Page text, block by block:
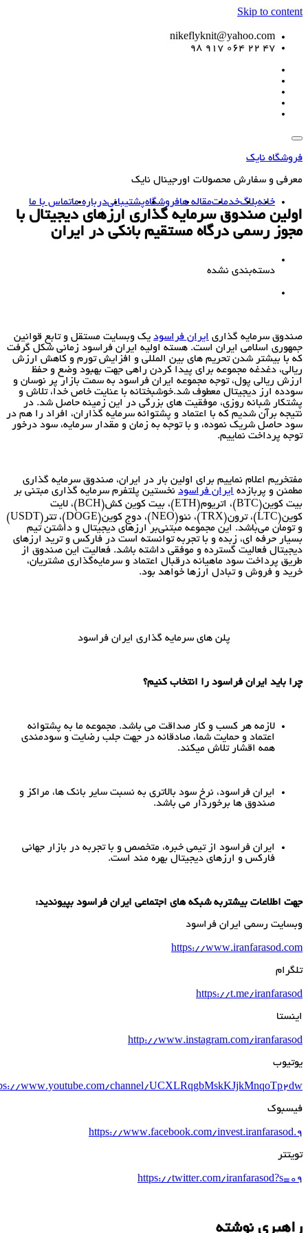
Skip to
nikeflyknit@yahoo.com
47 22 064 917 98
نایک
و سفارش محصولات اورجینال نایک
خانهبلاگخدماتمقاله هافروشگاهپشتیبانیدرباره ماتماس با ما
صندوق سرمایه گذاری ارزهای دیجیتال با
رسمی درگاه مستقیم بانکی در ایران
دسته‌بندی نشده
سرمایه گذاریایران فراسودیک وبسایت مستقل و تابع قوانین
اسلامی ایران است. هسته اولیه ایران فراسود زمانی شکل گرفت
با بیشتر شدن تحریم های بین المللی و افزایش تورم و کاهش ارزش
دغدغه مجموعه برای پیدا کردن راهی جهت بهبود وضع و حفظ
ریالی پول، توجه مجموعه ایران فراسود به سمت بازار پر نوسان و
ارز دیجیتال معطوف شد.خوشبختانه با عنایت خاص خدا، تلاش و
شبانه روزی، موفقیت های بزرگی در این زمینه حاصل شد. در
برآن شدیم که با اعتماد و پشتوانه سرمایه گذاران، افراد را هم در
حاصل شریک نموده، و با توجه به زمان و مقدار سرمایه، سود درخور
پرداخت نماییم.
اعلام نماییم برای اولین بار در ایران، صندوق سرمایه گذاری
و پربازده ایران فراسودنخستین پلتفرم سرمایه گذاری مبتنی بر
بیت کوین(BTC)، اتریوم(ETH)، بیت کوین کش(BCH)، لایت
کوین(LTC)، ترون(TRX)، نئو(NEO)، دوج کوین(DOGE)، تتر(USDT)
می‌باشد. این مجموعه مبتنی‌بر ارزهای دیجیتال و داشتن تیم
حرفه ای، زبده و با تجربه توانسته است در فارکس و ترید ارزهای
فعالیت گسترده و موفقی داشته باشد. فعالیت این صندوق از
پرداخت سود ماهیانه درقبال اعتماد و سرمایه‌گذاری مشتریان،
و فروش و تبادل ارزها خواهد بود.
پلن های سرمایه گذاری ایران فراسود
باید ایران فراسود را انتخاب کنیم؟
لازمه هر کسب و کار صداقت می باشد. مجموعه ما به پشتوانه
اعتماد و حمایت شما، صادقانه در جهت جلب رضایت و سودمندی
همه اقشار تلاش میکند.
ایران فراسود، نرخ سود بالاتری به نسبت سایر بانک ها، مراکز و
صندوق ها برخوردار می باشد.
ایران فراسود از تیمی خبره، متخصص و با تجربه در بازار جهانی
فارکس و ارزهای دیجیتال بهره مند است.
اطلاعات بیشتربه شبکه های اجتماعی ایران فراسود بپیوندید:
رسمی ایران فراسود
https://
https://t.me/
http://www.instagram.com/
https://www.youtube.com/channel/
https://www.facebook.com/
https://twitter.com/
نوشته